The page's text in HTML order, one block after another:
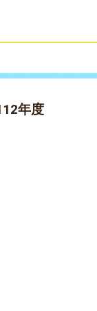
年度